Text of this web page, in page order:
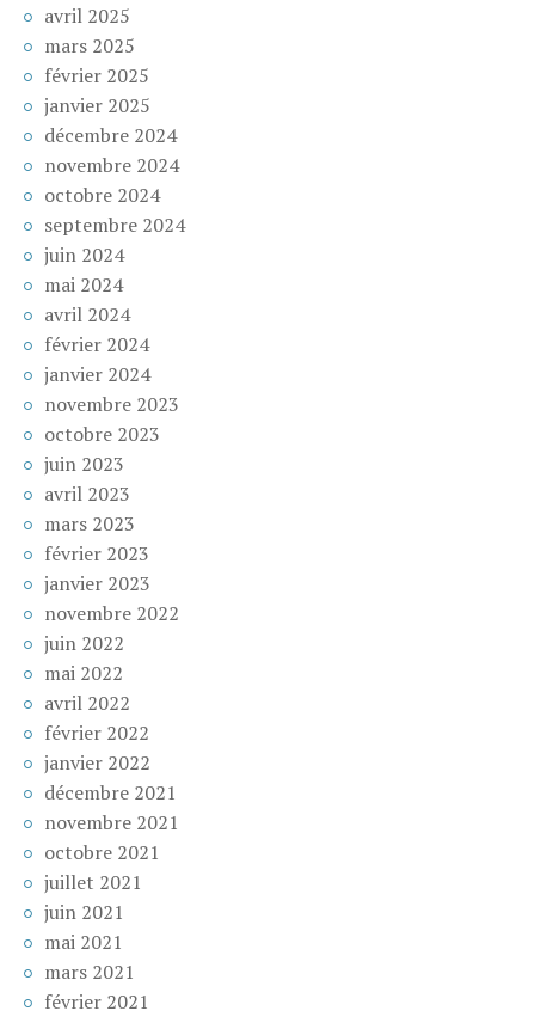
avril 2025
mars 2025
février 2025
janvier 2025
décembre 2024
novembre 2024
octobre 2024
septembre 2024
juin 2024
mai 2024
avril 2024
février 2024
janvier 2024
novembre 2023
octobre 2023
juin 2023
avril 2023
mars 2023
février 2023
janvier 2023
novembre 2022
juin 2022
mai 2022
avril 2022
février 2022
janvier 2022
décembre 2021
novembre 2021
octobre 2021
juillet 2021
juin 2021
mai 2021
mars 2021
février 2021